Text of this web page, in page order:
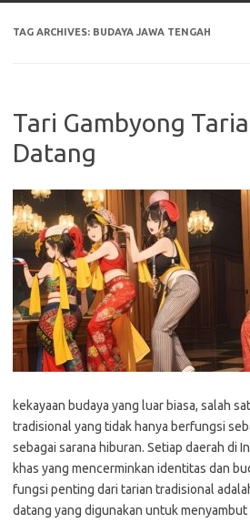
TAG ARCHIVES: BUDAYA JAWA TENGAH
Tari Gambyong
Datang
kekayaan budaya yang luar biasa, salah
tradisional yang tidak hanya berfungsi
sebagai sarana hiburan. Setiap daerah di
khas yang mencerminkan identitas dan
fungsi penting dari tarian tradisional
datang yang digunakan untuk